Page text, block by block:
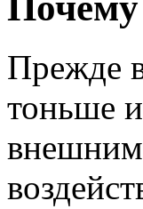
Прежде
тоньше